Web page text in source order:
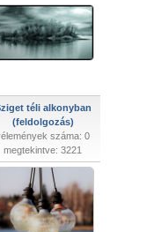
téli alkonyban
(feldolgozás)
száma: 0
megtekintve: 3221